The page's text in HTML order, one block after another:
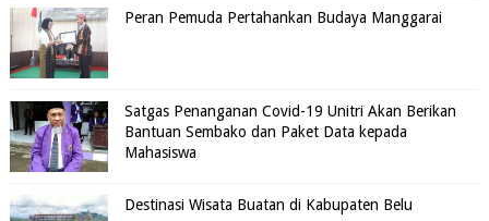
Peran Pemuda Pertahankan Budaya Manggarai
Satgas Penanganan Covid-19 Unitri Akan Berikan
Bantuan Sembako dan Paket Data kepada
Mahasiswa
Destinasi Wisata Buatan di Kabupaten Belu